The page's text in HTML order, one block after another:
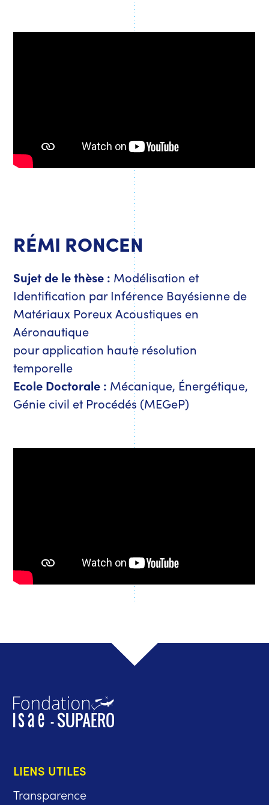
RÉMI RONCEN
Sujet de le thèse : Modélisation et
Identification par Inférence Bayésienne de
Matériaux Poreux Acoustiques en
Aéronautique
pour application haute résolution
temporelle
Ecole Doctorale : Mécanique, Énergétique,
Génie civil et Procédés (MEGeP)
LIENS UTILES
Transparence